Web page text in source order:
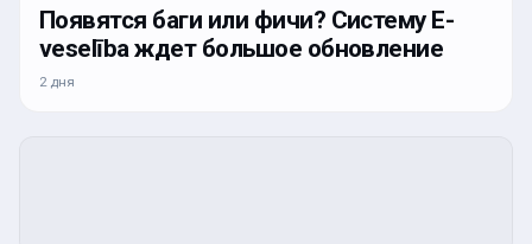
Появятся баги или фичи? Систему E-
veselība ждет большое обновление
2 дня